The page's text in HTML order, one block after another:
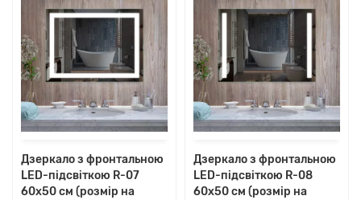
Дзеркало з фронтальною
LED-підсвіткою R-07
60x50 см (розмір на
Дзеркало з фронтальною
LED-підсвіткою R-08
60x50 см (розмір на